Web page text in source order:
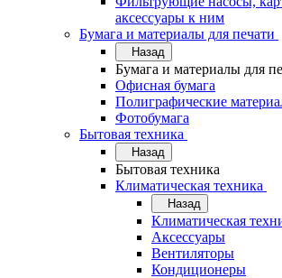
аксессуары к ним
Бумага и материалы для печати
Назад
Бумага и материалы для
Офисная бумага
Полиграфические
Фотобумага
Бытовая техника
Назад
Бытовая техника
Климатическая техника
Назад
Климатическая
Аксессуары
Вентиляторы
Кондиционеры